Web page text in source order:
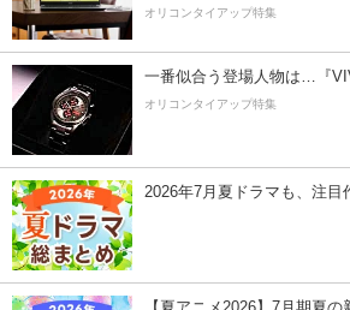
オリコンタイアップ特集
一番似合う登場人物は…『
オリコンタイアップ特集
2026年7月夏ドラマも、注目